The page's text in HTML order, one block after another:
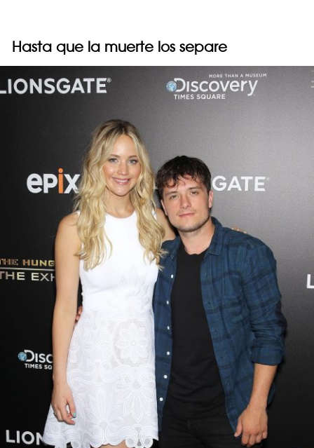
Hasta que la muerte los separe